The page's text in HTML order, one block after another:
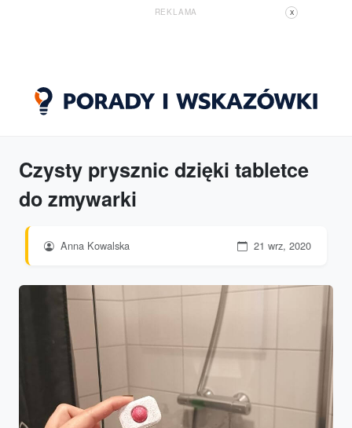
REKLAMA X
Czysty prysznic dzięki tabletce
do zmywarki
Anna Kowalska 21 wrz, 2020